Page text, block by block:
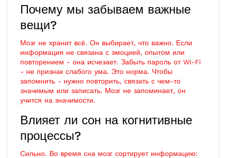
Почему мы забываем важные
вещи?
Мозг не хранит всё. Он выбирает, что важно. Если
информация не связана с эмоцией, опытом или
повторением - она исчезает. Забыть пароль от Wi-Fi
- не признак слабого ума. Это норма. Чтобы
запомнить - нужно повторить, связать с чем-то
значимым или записать. Мозг не запоминает, он
учится на значимости.
Влияет ли сон на когнитивные
процессы?
Сильно. Во время сна мозг сортирует информацию: